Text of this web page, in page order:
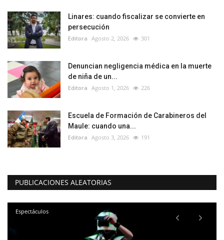
Linares: cuando fiscalizar se convierte en
persecución
Editora Agosto 2, 2026 301
Denuncian negligencia médica en la muerte
de niña de un...
Editora Agosto 1, 2026 226
Escuela de Formación de Carabineros del
Maule: cuando una...
Editora Agosto 3, 2026 191
PUBLICACIONES ALEATORIAS
Espectáculos